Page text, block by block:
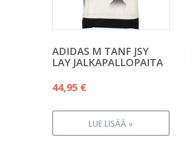
ADIDAS M TANF JSY
LAY JALKAPALLOPAITA
44,95 €
LUE LISÄÄ »